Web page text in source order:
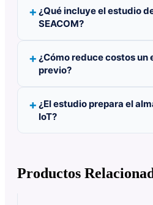
¿Qué incluye el estudio
SEACOM?
¿Cómo reduce costos
previo?
¿El estudio prepara el
IoT?
Productos